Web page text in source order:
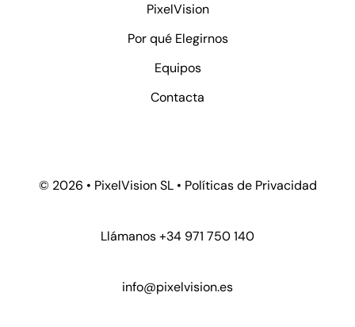
PixelVision
Por qué Elegirnos
Equipos
Contacta
© 2026 • PixelVision SL • Políticas de Privacidad
Llámanos +34 971 750 140
info@pixelvision.es